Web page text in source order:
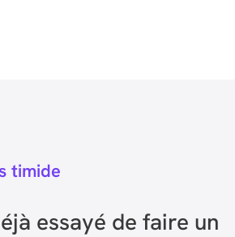
timide
essayé de faire un